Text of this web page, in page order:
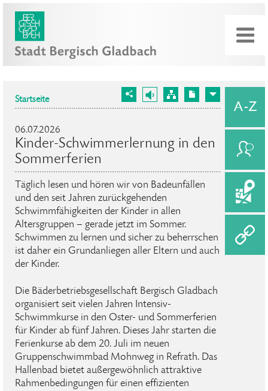
Startseite
06.07.2026
Kinder-Schwimmerlernung in den
Sommerferien
Täglich lesen und hören wir von Badeunfällen
und den seit Jahren zurückgehenden
Schwimmfähigkeiten der Kinder in allen
Altersgruppen – gerade jetzt im Sommer.
Schwimmen zu lernen und sicher zu beherrschen
ist daher ein Grundanliegen aller Eltern und auch
der Kinder.
Die Bäderbetriebsgesellschaft Bergisch Gladbach
organisiert seit vielen Jahren Intensiv-
Schwimmkurse in den Oster- und Sommerferien
für Kinder ab fünf Jahren. Dieses Jahr starten die
Ferienkurse ab dem 20. Juli im neuen
Gruppenschwimmbad Mohnweg in Refrath. Das
Hallenbad bietet außergewöhnlich attraktive
Rahmenbedingungen für einen effizienten